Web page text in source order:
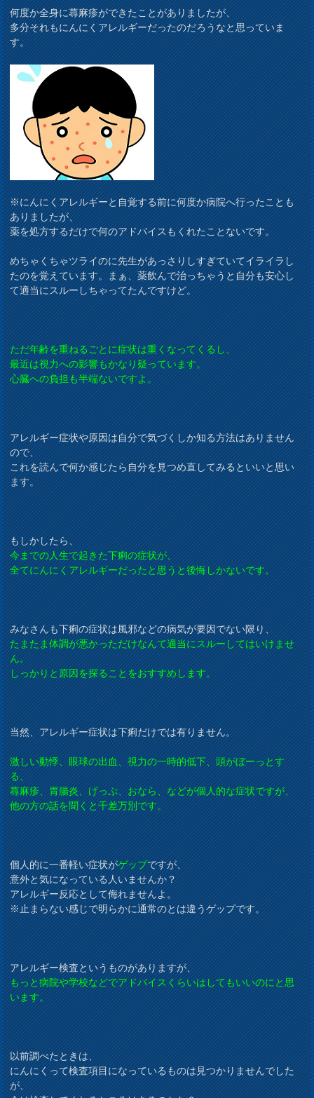
何度か全身に蕁麻疹ができたことがありましたが、
多分それもにんにくアレルギーだったのだろうなと思っていま
す。
※にんにくアレルギーと自覚する前に何度か病院へ行ったことも
ありましたが、
薬を処方するだけで何のアドバイスもくれたことないです。
めちゃくちゃツライのに先生があっさりしすぎていてイライラし
たのを覚えています。まぁ、薬飲んで治っちゃうと自分も安心し
て適当にスルーしちゃってたんですけど。
ただ年齢を重ねるごとに症状は重くなってくるし、
最近は視力への影響もかなり疑っています。
心臓への負担も半端ないですよ。
アレルギー症状や原因は自分で気づくしか知る方法はありません
ので、
これを読んで何か感じたら自分を見つめ直してみるといいと思い
ます。
もしかしたら、
今までの人生で起きた下痢の症状が、
全てにんにくアレルギーだったと思うと後悔しかないです。
みなさんも下痢の症状は風邪などの病気が要因でない限り、
たまたま体調が悪かっただけなんて適当にスルーしてはいけませ
ん。
しっかりと原因を探ることをおすすめします。
当然、アレルギー症状は下痢だけでは有りません。
激しい動悸、眼球の出血、視力の一時的低下、頭がぼーっとす
る、
蕁麻疹、胃腸炎、げっぷ、おなら、などが個人的な症状ですが、
他の方の話を聞くと千差万別です。
個人的に一番軽い症状がゲップですが、
意外と気になっている人いませんか？
アレルギー反応として侮れませんよ。
※止まらない感じで明らかに通常のとは違うゲップです。
アレルギー検査というものがありますが、
もっと病院や学校などでアドバイスくらいはしてもいいのにと思
います。
以前調べたときは、
にんにくって検査項目になっているものは見つかりませんでした
が、